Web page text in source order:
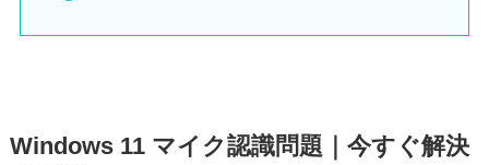
Windows 11 マイク認識問題｜今すぐ解決